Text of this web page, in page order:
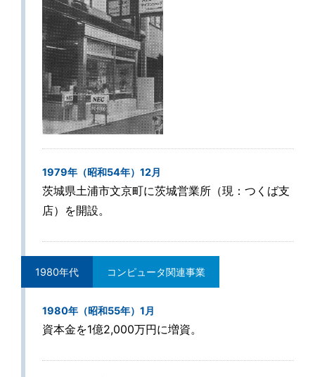
1979年（昭和54年）12月
茨城県土浦市文京町に茨城営業所（現：つくば支
店）を開設。
1980年代 コンピュータ関連事業
1980年（昭和55年）1月
資本金を1億2,000万円に増資。